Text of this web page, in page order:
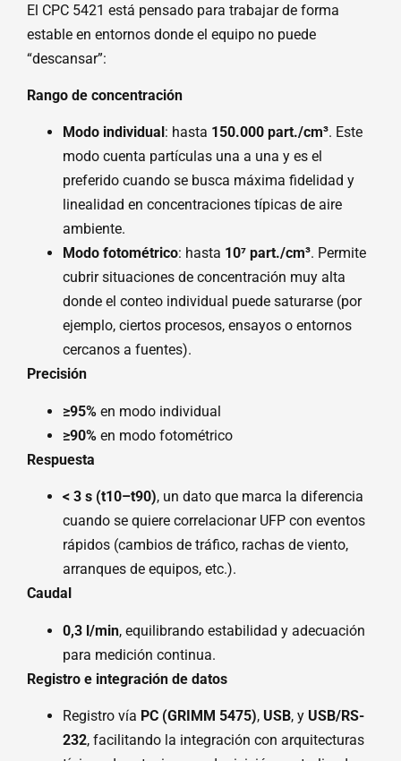
El CPC 5421 está pensado para trabajar de forma
estable en entornos donde el equipo no puede
“descansar”:
Rango de concentración
Modo individual : hasta 150.000 part./cm³. Este
modo cuenta partículas una a una y es el
preferido cuando se busca máxima fidelidad y
linealidad en concentraciones típicas de aire
ambiente.
Modo fotométrico: hasta 10⁷ part./cm³. Permite
cubrir situaciones de concentración muy alta
donde el conteo individual puede saturarse (por
ejemplo, ciertos procesos, ensayos o entornos
cercanos a fuentes).
Precisión
≥95% en modo individual
≥90% en modo fotométrico
Respuesta
< 3 s (t10–t90), un dato que marca la diferencia
cuando se quiere correlacionar UFP con eventos
rápidos (cambios de tráfico, rachas de viento,
arranques de equipos, etc.).
Caudal
0,3 l/min, equilibrando estabilidad y adecuación
para medición continua.
Registro e integración de datos
Registro vía PC (GRIMM 5475), USB, y USB/RS-
232, facilitando la integración con arquitecturas